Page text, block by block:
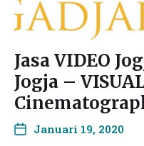
Jasa VIDEO
Jogja –
Januari 19, 2020